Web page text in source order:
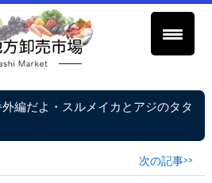
編だよ・スルメイカとアジのタタ
次の記事>>